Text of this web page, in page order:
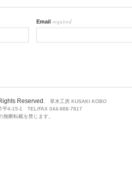
Email required
Reserved. 草木工房 KUSAKI KOBO
平4-15-1 TEL/FAX 044-988-7817
断転載を禁じます。